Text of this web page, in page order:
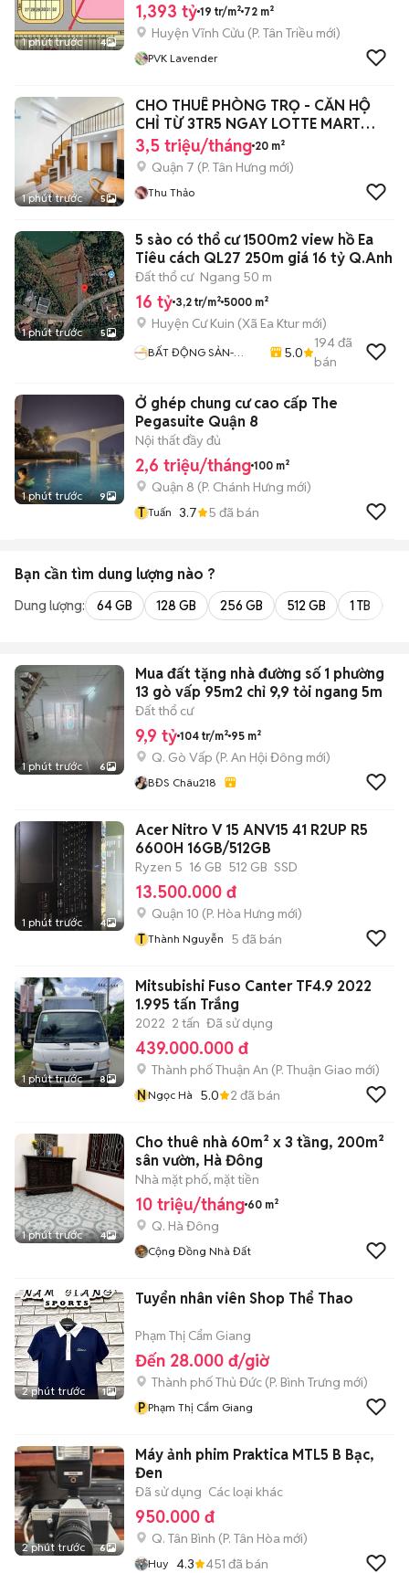
1 phút trước 4
1,393 tỷ 19 tr/m² 72 m²
Huyện Vĩnh Cửu (P. Tân Triều mới)
PVK Lavender
1 phút trước 5
CHO THUÊ PHÒNG TRỌ - CĂN HỘ
CHỈ TỪ 3TR5 NGAY LOTTE MART
QUẬN 7
3,5 triệu/tháng 20 m²
Quận 7 (P. Tân Hưng mới)
Thu Thảo
1 phút trước 5
5 sào có thổ cư 1500m2 view hồ Ea
Tiêu cách QL27 250m giá 16 tỷ Q.Anh
Đất thổ cư Ngang 50 m
16 tỷ 3,2 tr/m² 5000 m²
Huyện Cư Kuin (Xã Ea Ktur mới)
BẤT ĐỘNG SẢN-
5.0
194đã
bán
1 phút trước 9
Ở ghép chung cư cao cấp The
Pegasuite Quận 8
Nội thất đầy đủ
2,6 triệu/tháng 100 m²
Quận 8 (P. Chánh Hưng mới)
T Tuấn 3.7 5 đã bán
Bạn cần tìm dung lượng nào ?
Dung lượng: 64 GB 128 GB 256 GB 512 GB 1 TB
1 phút trước 6
Mua đất tặng nhà đường số 1 phường
13 gò vấp 95m2 chỉ 9,9 tỏi ngang 5m
Đất thổ cư
9,9 tỷ 104 tr/m² 95 m²
Q. Gò Vấp (P. An Hội Đông mới)
BĐS Châu218
1 phút trước 4
Acer Nitro V 15 ANV15 41 R2UP R5
6600H 16GB/512GB
Ryzen 5 16 GB 512 GB SSD
13.500.000 đ
Quận 10 (P. Hòa Hưng mới)
T Thành Nguyễn 5 đã bán
1 phút trước 8
Mitsubishi Fuso Canter TF4.9 2022
1.995 tấn Trắng
2022 2 tấn Đã sử dụng
439.000.000 đ
Thành phố Thuận An (P. Thuận Giao mới)
NNgọc Hà 5.0 2 đã bán
1 phút trước 4
Cho thuê nhà 60m² x 3 tầng, 200m²
sân vườn, Hà Đông
Nhà mặt phố, mặt tiền
10 triệu/tháng 60 m²
Q. Hà Đông
Cộng Đồng Nhà Đất
2 phút trước 1
Tuyển nhân viên Shop Thể Thao
Phạm Thị Cẩm Giang
Đến 28.000 đ/giờ
Thành phố Thủ Đức (P. Bình Trưng mới)
P Phạm Thị Cẩm Giang
2 phút trước 6
Máy ảnh phim Praktica MTL5 B Bạc,
Đen
Đã sử dụng Các loại khác
950.000 đ
Q. Tân Bình (P. Tân Hòa mới)
Huy 4.3 451 đã bán